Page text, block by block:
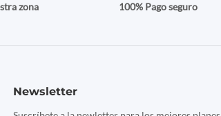
zona 100% Pago seguro
Newsletter